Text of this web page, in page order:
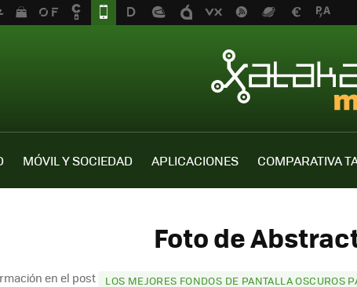
MÓVIL Y SOCIEDAD APLICACIONES COMPARATIVA
Foto de
en el post LOS MEJORES FONDOS DE PANTALLA OSCUROS